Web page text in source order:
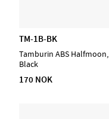
TM-1B-BK
Tamburin ABS Halfmoon,
Black
170 NOK